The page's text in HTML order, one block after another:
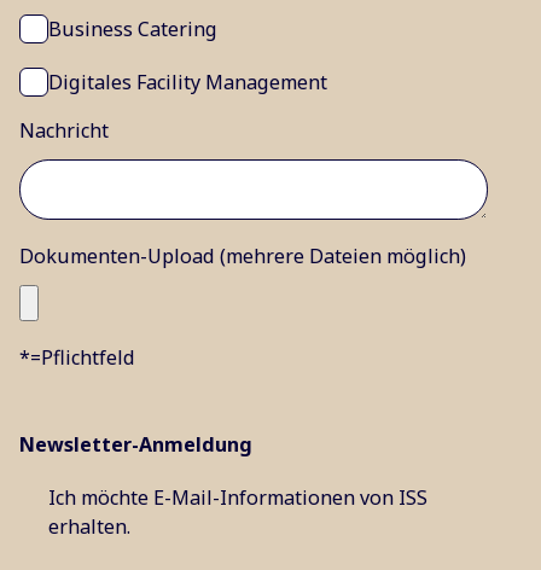
Business Catering
Digitales Facility Management
Nachricht
Dokumenten-Upload (mehrere Dateien möglich)
*=Pflichtfeld
Newsletter-Anmeldung
Ich möchte E-Mail-Informationen von ISS
erhalten.